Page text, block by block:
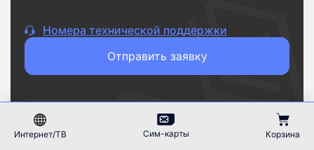
Интернет/ТВ Сим-карты Корзина
Номера технической поддержки
Отправить заявку
Информация на сайте носит справочный характер и
не является публичной офертой
© 2023-2026 все_тарифы